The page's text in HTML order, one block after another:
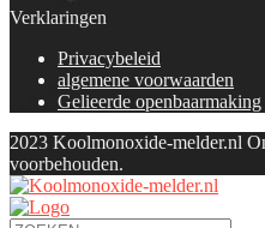
Verklaringen
Privacybeleid
algemene voorwaarden
Gelieerde openbaarmaking
2023 Koolmonoxide-melder.nl
voorbehouden.